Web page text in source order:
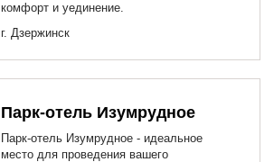
комфорт и уединение.
г. Дзержинск
Парк-отель Изумрудное
Парк-отель Изумрудное - идеальное
место для проведения вашего